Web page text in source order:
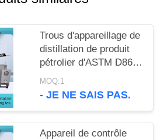
Trous d'appareillage de
distillation de produit
pétrolier d'ASTM D86
doubles
MOQ:1
- JE NE SAIS PAS.
Appareil de contrôle